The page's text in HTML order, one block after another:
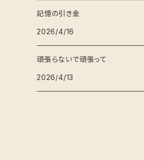
記憶の引き金
2026/4/16
頑張らないで頑張って
2026/4/13